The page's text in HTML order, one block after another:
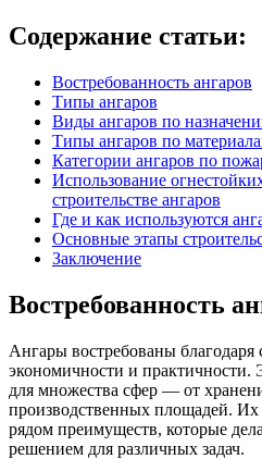
Содержание статьи:
Востребованность ангаров
Типы ангаров
Виды ангаров по
Типы ангаров по
Категории ангаров по
Использование
строительстве ангаров
Где и как используются
Основные этапы
Заключение
Востребованность
Ангары востребованы благодаря
экономичности и практичности.
для множества сфер — от
производственных площадей. Их
рядом преимуществ, которые
решением для различных задач.